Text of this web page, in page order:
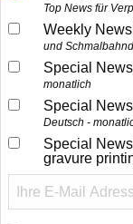
Top News für
Weekly
und
Special
monatlich
Special
Deutsch -
Special
gravure